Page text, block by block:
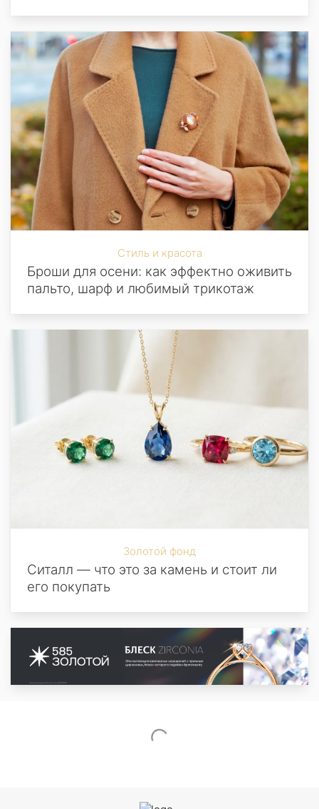
Стиль и красота
Броши для осени: как эффектно оживить
пальто, шарф и любимый трикотаж
Золотой фонд
Ситалл — что это за камень и стоит ли
его покупать